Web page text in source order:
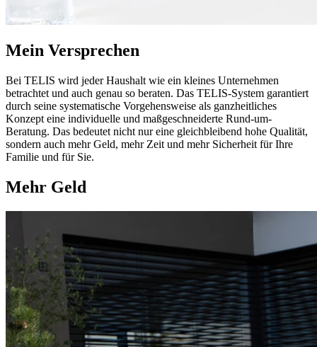
Mein Versprechen
Bei TELIS wird jeder Haushalt wie ein kleines Unternehmen
betrachtet und auch genau so beraten. Das TELIS-System garantiert
durch seine systematische Vorgehensweise als ganzheitliches
Konzept eine individuelle und maßgeschneiderte Rund-um-
Beratung. Das bedeutet nicht nur eine gleichbleibend hohe Qualität,
sondern auch mehr Geld, mehr Zeit und mehr Sicherheit für Ihre
Familie und für Sie.
Mehr Geld